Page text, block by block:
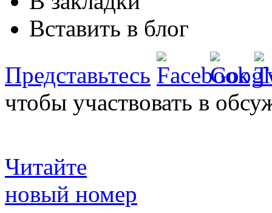
Вставить в блог
Представьтесь
чтобы участвовать в
Читайте
новый номер